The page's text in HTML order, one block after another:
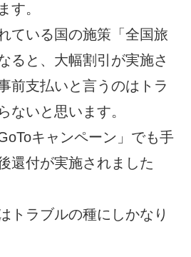
す。
ている国の施策「全国旅
ると、大幅割引が実施さ
前支払いと言うのはトラ
ないと思います。
キャンペーン」でも手
還付が実施されました
トラブルの種にしかなり